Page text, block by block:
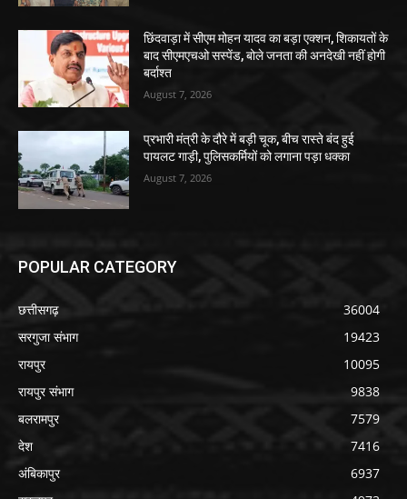
छिंदवाड़ा में सीएम मोहन यादव का बड़ा एक्शन, शिकायतों के
बाद सीएमएचओ सस्पेंड, बोले जनता की अनदेखी नहीं होगी
बर्दाश्त
August 7, 2026
प्रभारी मंत्री के दौरे में बड़ी चूक, बीच रास्ते बंद हुई
पायलट गाड़ी, पुलिसकर्मियों को लगाना पड़ा धक्का
August 7, 2026
POPULAR CATEGORY
छत्तीसगढ़
36004
सरगुजा संभाग
19423
रायपुर
10095
रायपुर संभाग
9838
बलरामपुर
7579
देश
7416
अंबिकापुर
6937